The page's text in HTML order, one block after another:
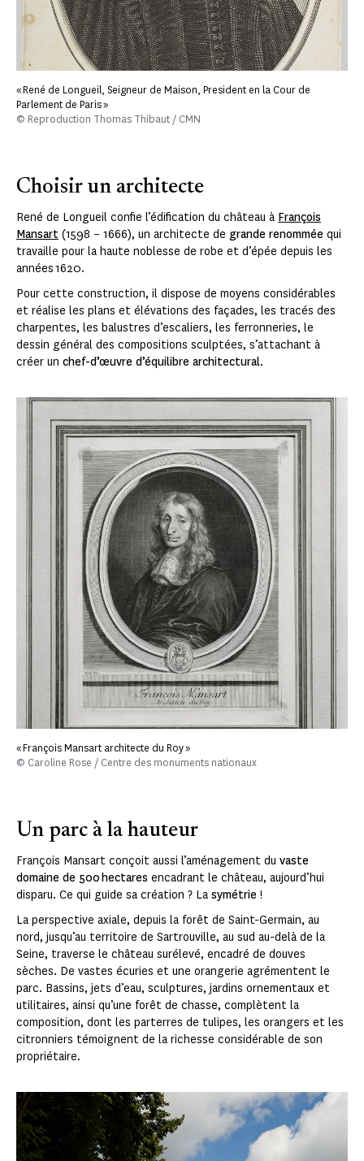
« René de Longueil, Seigneur de Maison, President en la Cour de
Parlement de Paris »
© Reproduction Thomas Thibaut / CMN
Choisir un architecte
René de Longueil confie l’édification du château à François
Mansart (1598 – 1666), un architecte de grande renommée qui
travaille pour la haute noblesse de robe et d’épée depuis les
années 1620.
Pour cette construction, il dispose de moyens considérables
et réalise les plans et élévations des façades, les tracés des
charpentes, les balustres d’escaliers, les ferronneries, le
dessin général des compositions sculptées, s’attachant à
créer un chef-d’œuvre d’équilibre architectural.
« François Mansart architecte du Roy »
© Caroline Rose / Centre des monuments nationaux
Un parc à la hauteur
François Mansart conçoit aussi l’aménagement du vaste
domaine de 500 hectares encadrant le château, aujourd’hui
disparu. Ce qui guide sa création ? La symétrie !
La perspective axiale, depuis la forêt de Saint-Germain, au
nord, jusqu’au territoire de Sartrouville, au sud au-delà de la
Seine, traverse le château surélevé, encadré de douves
sèches. De vastes écuries et une orangerie agrémentent le
parc. Bassins, jets d’eau, sculptures, jardins ornementaux et
utilitaires, ainsi qu’une forêt de chasse, complètent la
composition, dont les parterres de tulipes, les orangers et les
citronniers témoignent de la richesse considérable de son
propriétaire.